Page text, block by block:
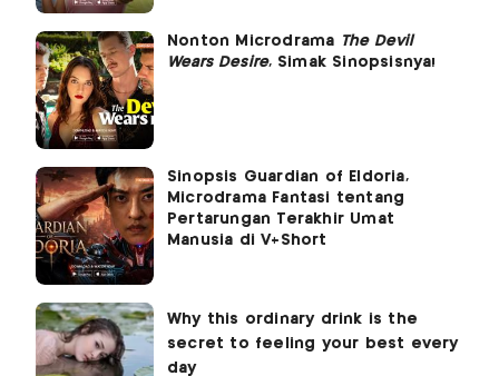
Nonton Microdrama The Devil
Wears Desire, Simak Sinopsisnya!
Sinopsis Guardian of Eldoria,
Microdrama Fantasi tentang
Pertarungan Terakhir Umat
Manusia di V+Short